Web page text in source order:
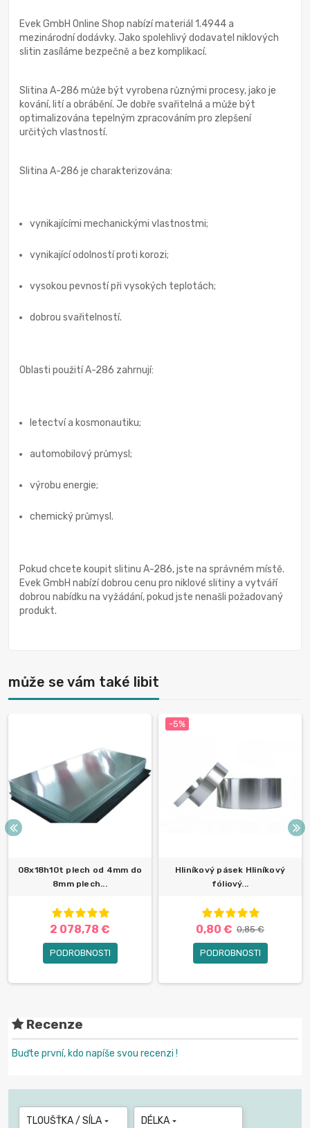
Evek GmbH Online Shop nabízí materiál 1.4944 a
mezinárodní dodávky. Jako spolehlivý dodavatel niklových
slitin zasíláme bezpečně a bez komplikací.
Slitina A-286 může být vyrobena různými procesy, jako je
kování, lití a obrábění. Je dobře svařitelná a může být
optimalizována tepelným zpracováním pro zlepšení
určitých vlastností.
Slitina A-286 je charakterizována:
vynikajícími mechanickými vlastnostmi;
vynikající odolností proti korozi;
vysokou pevností při vysokých teplotách;
dobrou svařitelností.
Oblasti použití A-286 zahrnují:
letectví a kosmonautiku;
automobilový průmysl;
výrobu energie;
chemický průmysl.
Pokud chcete koupit slitinu A-286, jste na správném místě.
Evek GmbH nabízí dobrou cenu pro niklové slitiny a vytváří
dobrou nabídku na vyžádání, pokud jste nenašli požadovaný
produkt.
může se vám také libit
08x18h10t plech od 4mm do
8mm plech...
2 078,78 €
PODROBNOSTI
-5%
Hliníkový pásek Hliníkový
fóliový...
0,80 € 0,85 €
PODROBNOSTI
Recenze
Buďte první, kdo napíše svou recenzi !
TLOUŠŤKA / SÍLA  DÉLKA 